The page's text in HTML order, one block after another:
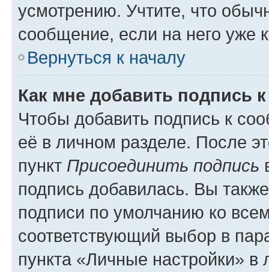
усмотрению. Учтите, что
сообщение, если на него уже
Вернуться к началу
Как мне добавить подпись
Чтобы добавить подпись к
её в личном разделе. После
пункт Присоединить подпись
подпись добавилась. Вы
подписи по умолчанию ко
соответствующий выбор в
пункта «Личные настройки»